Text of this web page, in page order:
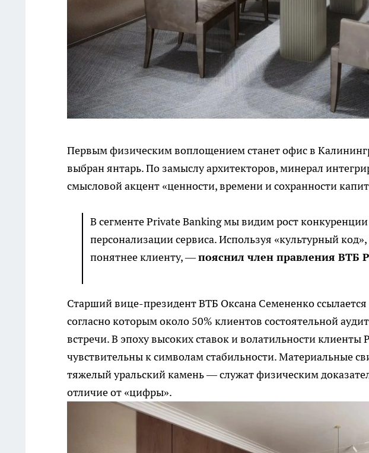
Первым физическим воплощением станет офис в
выбран янтарь. По замыслу архитекторов, минерал
смысловой акцент «ценности, времени и сохранности
В сегменте Private Banking мы видим рост
персонализации сервиса. Используя «культурный
понятнее клиенту, —пояснил член правления ВТБ
Старший вице-президент ВТБ Оксана Семененко
согласно которым около 50% клиентов состоятельной
встречи. В эпоху высоких ставок и волатильности клиенты
чувствительны к символам стабильности. Материальные
тяжелый уральский камень — служат физическим
отличие от «цифры».